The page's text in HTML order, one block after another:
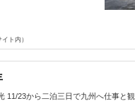
ト内）
11/23から二泊三日で九州へ仕事と観